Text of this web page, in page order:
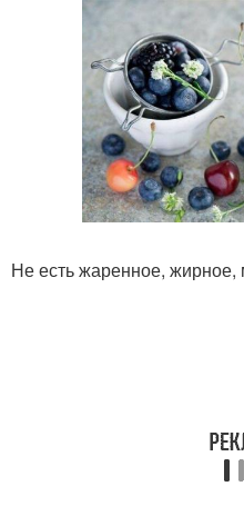
Не есть жаренное, жирное,